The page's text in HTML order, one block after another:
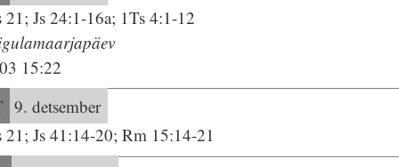
21; Js 24:1-16a; 1Ts 4:1-12
15:22
9. detsember
21; Js 41:14-20; Rm 15:14-21